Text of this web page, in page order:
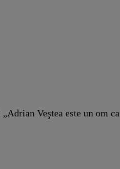
Veştea este un om